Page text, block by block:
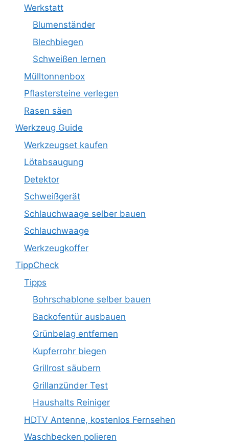
Werkstatt
Blumenständer
Blechbiegen
Schweißen lernen
Mülltonnenbox
Pflastersteine verlegen
Rasen säen
Werkzeug Guide
Werkzeugset kaufen
Lötabsaugung
Detektor
Schweißgerät
Schlauchwaage selber bauen
Schlauchwaage
Werkzeugkoffer
TippCheck
Tipps
Bohrschablone selber bauen
Backofentür ausbauen
Grünbelag entfernen
Kupferrohr biegen
Grillrost säubern
Grillanzünder Test
Haushalts Reiniger
HDTV Antenne, kostenlos Fernsehen
Waschbecken polieren